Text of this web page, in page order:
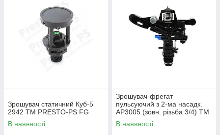
Зрошувач статичний Куб-5
2942 ТМ PRESTO-PS FG
В наявності
Зрошувач-фрегат
пульсуючий з 2-ма насадк.
АР3005 (зовн. різьба 3/4) ТМ
AQUAPULS FG
В наявності